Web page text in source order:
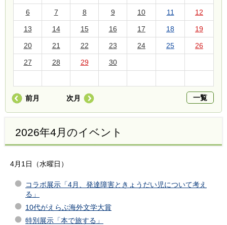
6 7 8 9 10 11 12
13 14 15 16 17 18 19
20 21 22 23 24 25 26
27 28 29 30
前月 一覧
次月
2026年4月のイベント
4月1日（水曜日）
コラボ展示「4月、発達障害ときょうだい児について考え
る」
10代がえらぶ海外文学大賞
特別展示「本で旅する」